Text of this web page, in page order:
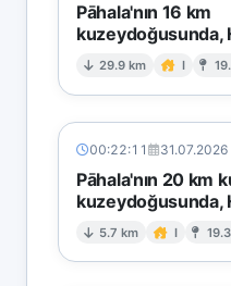
Pāhala'nın 16 km
kuzeydoğusunda,
29.9 km I
00:22:11 31.07.2026
Pāhala'nın 20 km
kuzeydoğusunda,
5.7 km I